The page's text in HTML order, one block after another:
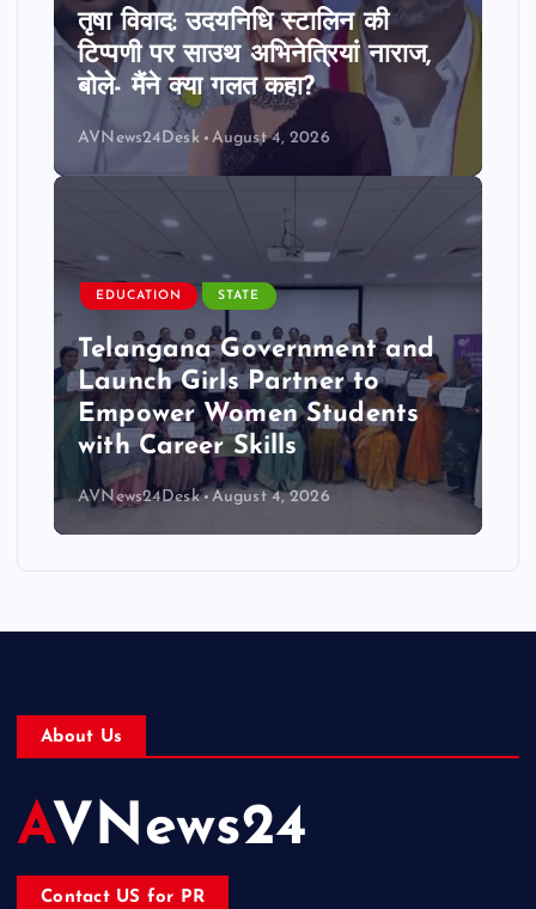
तृषा विवाद: उदयनिधि स्टालिन की
टिप्पणी पर साउथ अभिनेत्रियां नाराज,
बोले- मैंने क्या गलत कहा?
AVNews24Desk August 4, 2026
EDUCATION STATE
Telangana Government and
Launch Girls Partner to
Empower Women Students
with Career Skills
AVNews24Desk August 4, 2026
About Us
AVNews24
Contact US for PR